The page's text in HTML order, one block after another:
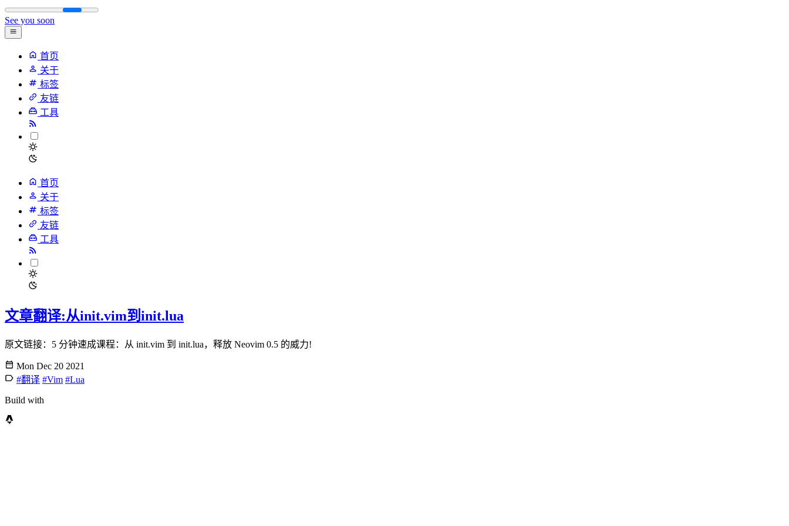
See you soon
首页
关于
标签
友链
工具
首页
关于
标签
友链
工具
文章翻译:从init.vim到init.lua
原文链接：5 分钟速成课程：从 init.vim 到 init.lua，释放 Neovim 0.5 的威力!
Mon Dec 20 2021
#翻译 #Vim #Lua
Build with